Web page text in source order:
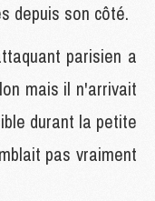
depuis son côté.
parisien a
mais il n'arrivait
durant la petite
pas vraiment